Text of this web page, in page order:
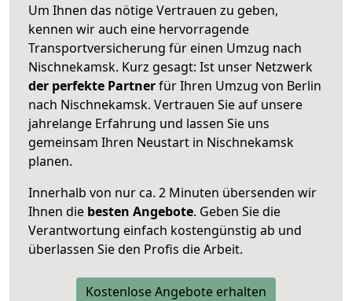
Um Ihnen das nötige Vertrauen zu geben,
kennen wir auch eine hervorragende
Transportversicherung für einen Umzug nach
Nischnekamsk. Kurz gesagt: Ist unser Netzwerk
der perfekte Partnerfür Ihren Umzug von Berlin
nach Nischnekamsk. Vertrauen Sie auf unsere
jahrelange Erfahrung und lassen Sie uns
gemeinsam Ihren Neustart in Nischnekamsk
planen.
Innerhalb von nur ca. 2 Minuten übersenden wir
Ihnen die besten Angebote. Geben Sie die
Verantwortung einfach kostengünstig ab und
überlassen Sie den Profis die Arbeit.
Kostenlose Angebote erhalten